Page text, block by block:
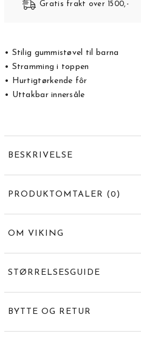
Gratis frakt over 1500,-
• Stilig gummistøvel til barna
• Stramming i toppen
• Hurtigtørkende fôr
• Uttakbar innersåle
BESKRIVELSE
PRODUKTOMTALER (0 )
OM VIKING
STØRRELSESGUIDE
BYTTE OG RETUR